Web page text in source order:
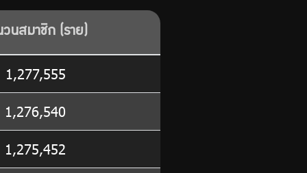
วนสมาชิก (ราย)
1,277,555
1,276,540
1,275,452